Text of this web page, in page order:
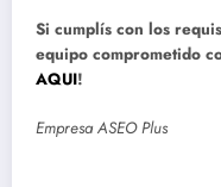
Si cumplís con los
equipo comprometido
AQUI!
Empresa ASEO Plus